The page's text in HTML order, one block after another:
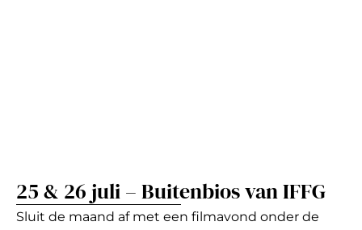
25 & 26 juli – Buitenbios van IFFG
Sluit de maand af met een filmavond onder de